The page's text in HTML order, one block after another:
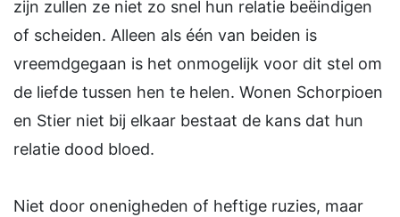
zijn zullen ze niet zo snel hun relatie beëindigen
of scheiden. Alleen als één van beiden is
vreemdgegaan is het onmogelijk voor dit stel om
de liefde tussen hen te helen. Wonen Schorpioen
en Stier niet bij elkaar bestaat de kans dat hun
relatie dood bloed.
Niet door onenigheden of heftige ruzies, maar